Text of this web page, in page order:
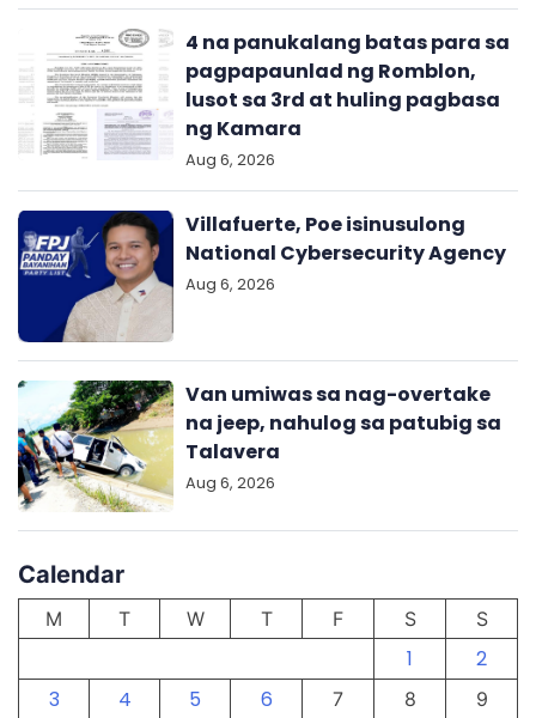
4 na panukalang batas para sa
pagpapaunlad ng Romblon,
lusot sa 3rd at huling pagbasa
ng Kamara
Aug 6, 2026
Villafuerte, Poe isinusulong
National Cybersecurity Agency
Aug 6, 2026
Van umiwas sa nag-overtake
na jeep, nahulog sa patubig sa
Talavera
Aug 6, 2026
Calendar
M T W T F S S
1
2
3
4 5 6 7 8
9